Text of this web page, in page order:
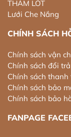
THẢM LÓT
Lưới Che Nắng
CHÍNH SÁCH
Chính sách vận
Chính sách đổi trả
Chính sách thanh
Chính sách bảo
Chính sách bảo
FANPAGE